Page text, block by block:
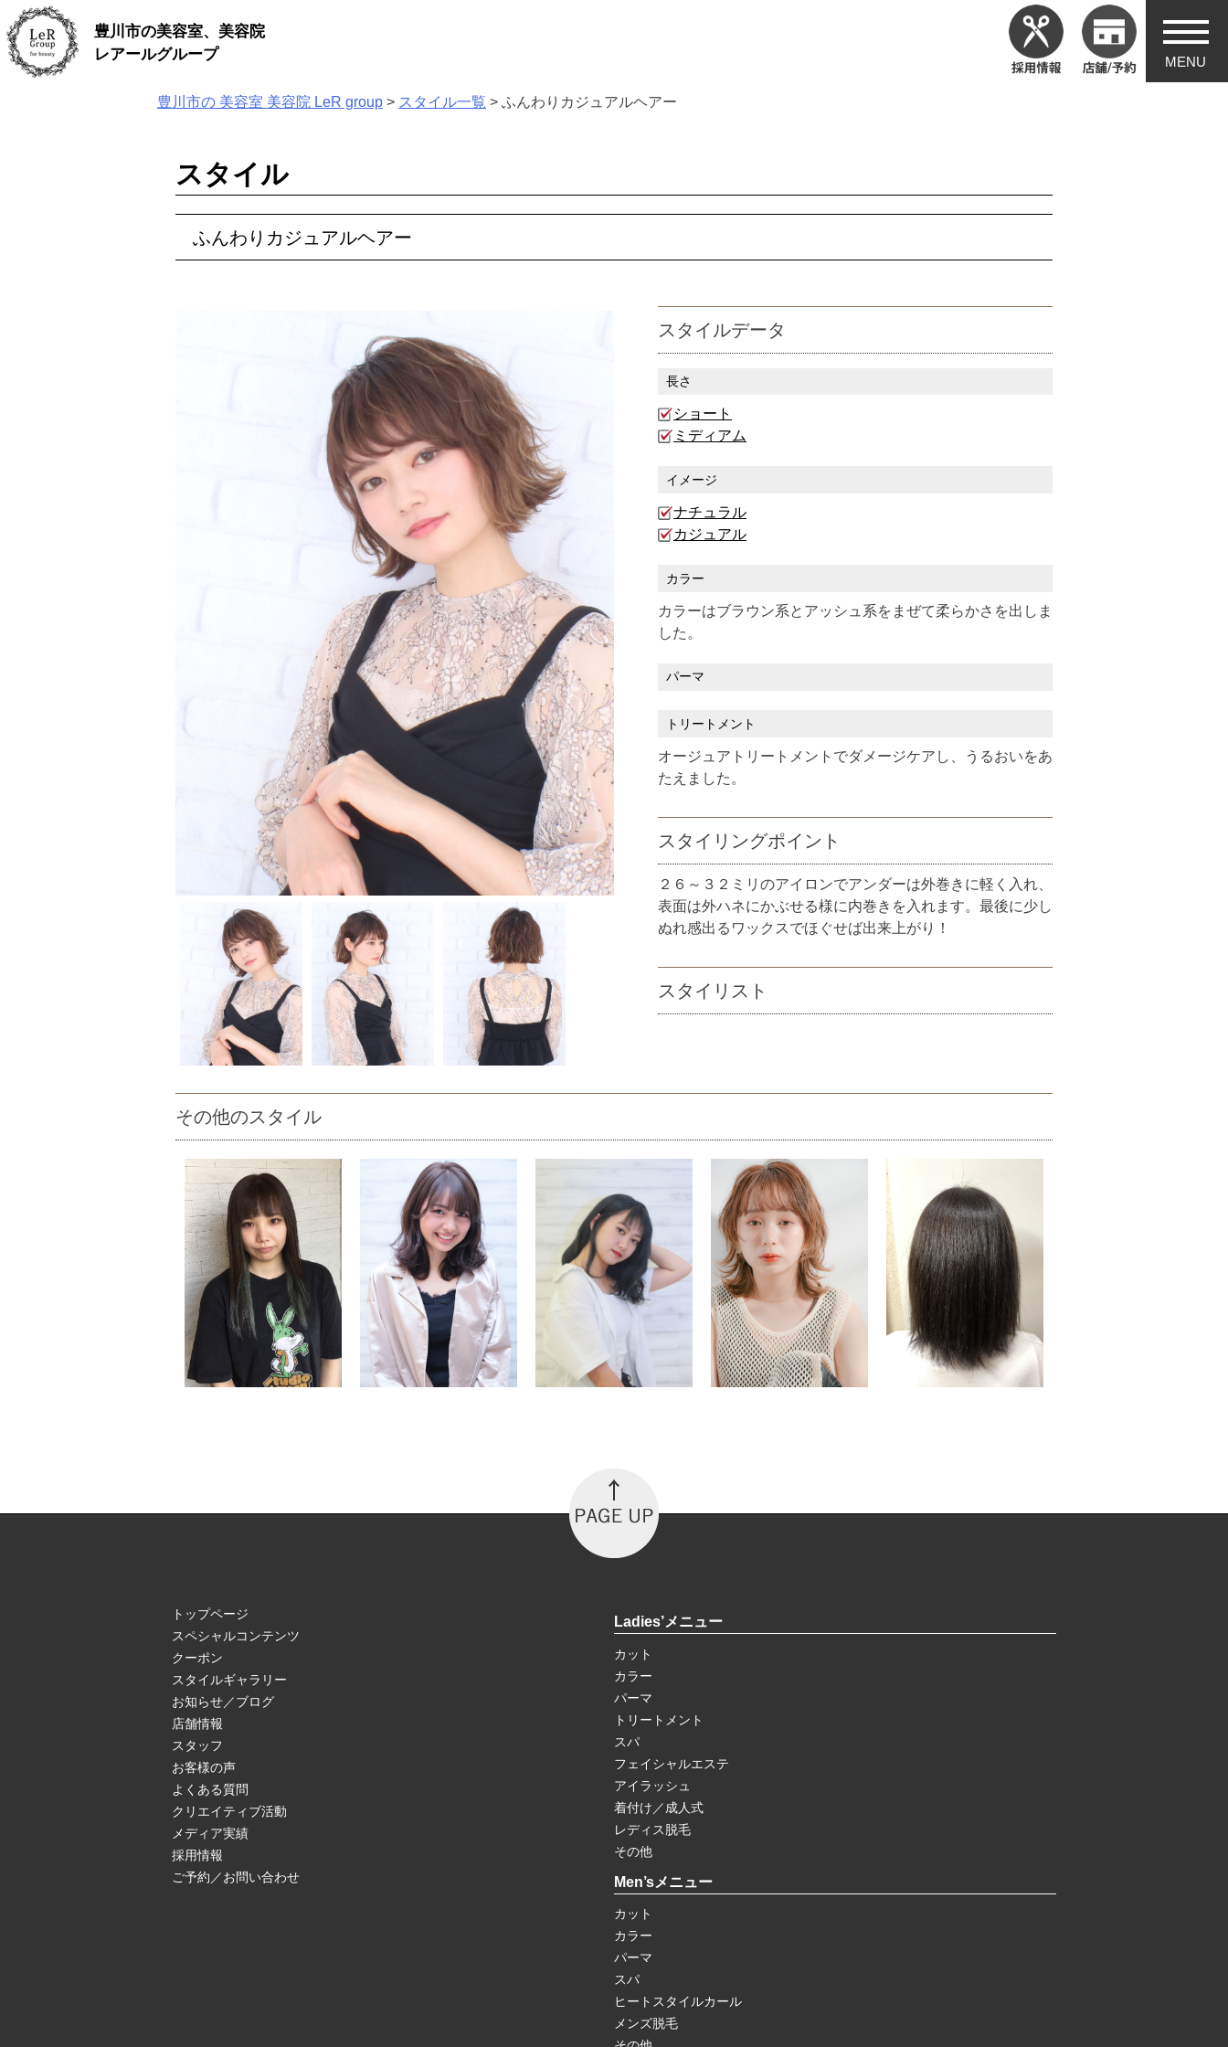
Skip
to
content
豊川市の美容室、美容院
レアールグループ
豊川市の 美容室 美容院 LeR group > スタイル一覧 > ふんわりカジュアルヘアー
スタイル
ふんわりカジュアルヘアー
スタイルデータ
長さ
ショート
ミディアム
イメージ
ナチュラル
カジュアル
カラー
カラーはブラウン系とアッシュ系をまぜて柔らかさを出しま
した。
パーマ
トリートメント
オージュアトリートメントでダメージケアし、うるおいをあ
たえました。
スタイリングポイント
２６～３２ミリのアイロンでアンダーは外巻きに軽く入れ、
表面は外ハネにかぶせる様に内巻きを入れます。最後に少し
ぬれ感出るワックスでほぐせば出来上がり！
スタイリスト
その他のスタイル
トップページ
スペシャルコンテンツ
クーポン
スタイルギャラリー
お知らせ／ブログ
店舗情報
スタッフ
お客様の声
よくある質問
クリエイティブ活動
メディア実績
採用情報
ご予約／お問い合わせ
Ladies’メニュー
カット
カラー
パーマ
トリートメント
スパ
フェイシャルエステ
アイラッシュ
着付け／成人式
レディス脱毛
その他
Men’sメニュー
カット
カラー
パーマ
スパ
ヒートスタイルカール
メンズ脱毛